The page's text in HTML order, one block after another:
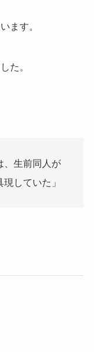
ます。
た。
、生前同人が
していた」